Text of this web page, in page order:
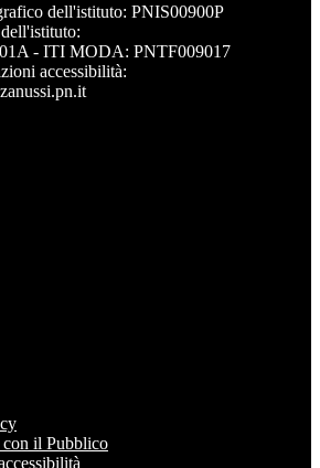
dell'istituto: PNIS00900P
- ITI MODA: PNTF009017
accessibilità:
il Pubblico